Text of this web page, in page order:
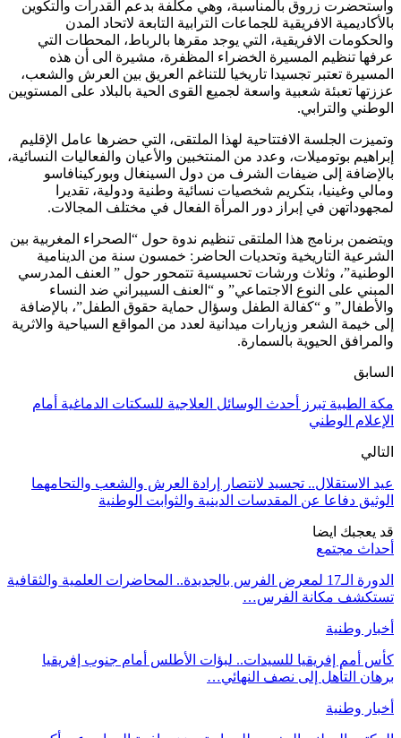
زروق بالمناسبة، وهي مكلفة بدعم القدرات والتكوين
الافريقية للجماعات الترابية التابعة لاتحاد المدن
الافريقية، التي يوجد مقرها بالرباط، المحطات التي
تنظيم المسيرة الخضراء المظفرة، مشيرة الى أن هذه
تعتبر تجسيدا تاريخيا للتناغم العريق بين العرش والشعب،
تعبئة شعبية واسعة لجميع القوى الحية بالبلاد على المستويين
والترابي.
الجلسة الافتتاحية لهذا الملتقى، التي حضرها عامل الإقليم
بوتوميلات، وعدد من المنتخبين والأعيان والفعاليات النسائية،
إلى ضيفات الشرف من دول السينغال وبوركينافاسو
وغينيا، بتكريم شخصيات نسائية وطنية ودولية، تقديرا
في إبراز دور المرأة الفعال في مختلف المجالات.
برنامج هذا الملتقى تنظيم ندوة حول “الصحراء المغربية بين
التاريخية وتحديات الحاضر: خمسون سنة من الدينامية
وثلاث ورشات تحسيسية تتمحور حول ” العنف المدرسي
على النوع الاجتماعي” و “العنف السيبراني ضد النساء
و “كفالة الطفل وسؤال حماية حقوق الطفل”، بالإضافة
خيمة الشعر وزيارات ميدانية لعدد من المواقع السياحية والاثرية
الحيوية بالسمارة.
الطبية تبرز أحدث الوسائل العلاجية للسكتات الدماغية أمام
الوطني
الاستقلال.. تجسيد لانتصار إرادة العرش والشعب والتحامهما
دفاعا عن المقدسات الدينية والثوابت الوطنية
يعجبك ايضا
مجتمع
الدورة الـ17 لمعرض الفرس بالجديدة.. المحاضرات العلمية والثقافية
مكانة الفرس…
وطنية
أمم إفريقيا للسيدات.. لبؤات الأطلس أمام جنوب إفريقيا
التأهل إلى نصف النهائي…
وطنية